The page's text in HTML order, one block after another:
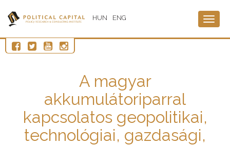
HUN ENG
A magyar
akkumulátoriparral
kapcsolatos geopolitikai,
technológiai, gazdasági,